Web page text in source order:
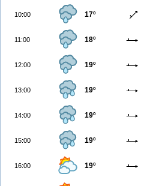
10:00 17º
11:00 18º
12:00 19º
13:00 19º
14:00 19º
15:00 19º
16:00 19º